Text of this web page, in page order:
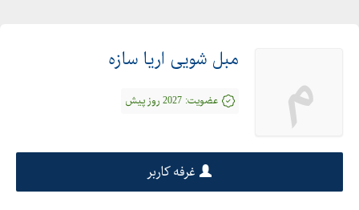
م مبل شویی اریا سازه
عضویت: 2027 روز پیش
غرفه کاربر